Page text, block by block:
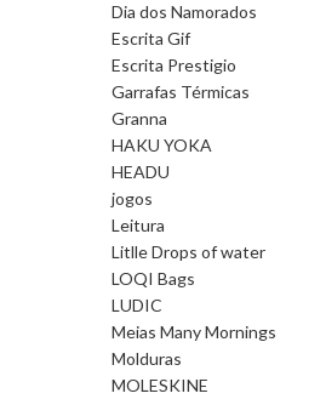
Dia dos Namorados
Escrita Gif
Escrita Prestigio
Garrafas Térmicas
Granna
HAKU YOKA
HEADU
jogos
Leitura
Litlle Drops of water
LOQI Bags
LUDIC
Meias Many Mornings
Molduras
MOLESKINE